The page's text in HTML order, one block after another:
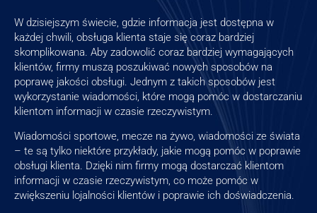
W dzisiejszym świecie, gdzie informacja jest dostępna w
każdej chwili, obsługa klienta staje się coraz bardziej
skomplikowana. Aby zadowolić coraz bardziej wymagających
klientów, firmy muszą poszukiwać nowych sposobów na
poprawę jakości obsługi. Jednym z takich sposobów jest
wykorzystanie wiadomości, które mogą pomóc w dostarczaniu
klientom informacji w czasie rzeczywistym.
Wiadomości sportowe, mecze na żywo, wiadomości ze świata
– te są tylko niektóre przykłady, jakie mogą pomóc w poprawie
obsługi klienta. Dzięki nim firmy mogą dostarczać klientom
informacji w czasie rzeczywistym, co może pomóc w
zwiększeniu lojalności klientów i poprawie ich doświadczenia.